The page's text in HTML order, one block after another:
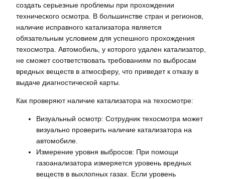
создать серьезные проблемы при прохождении
технического осмотра. В большинстве стран и регионов,
наличие исправного катализатора является
обязательным условием для успешного прохождения
техосмотра. Автомобиль, у которого удален катализатор,
не сможет соответствовать требованиям по выбросам
вредных веществ в атмосферу, что приведет к отказу в
выдаче диагностической карты.
Как проверяют наличие катализатора на техосмотре:
Визуальный осмотр: Сотрудник техосмотра может
визуально проверить наличие катализатора на
автомобиле.
Измерение уровня выбросов: При помощи
газоанализатора измеряется уровень вредных
веществ в выхлопных газах. Если уровень